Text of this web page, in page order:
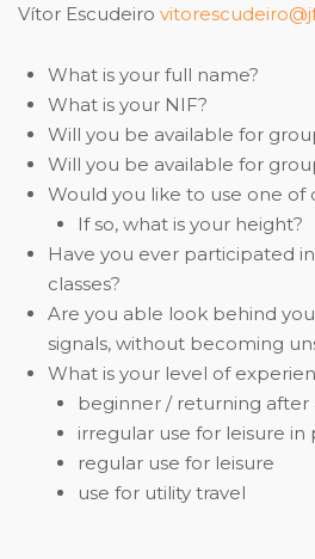
Vítor Escudeiro
What is your full name?
What is your NIF?
Will you be available for
Will you be available for
Would you like to use one of
If so, what is your height?
Have you ever participated
classes?
Are you able look behind
signals, without becoming
What is your level of
beginner / returning after
irregular use for leisure
regular use for leisure
use for utility travel